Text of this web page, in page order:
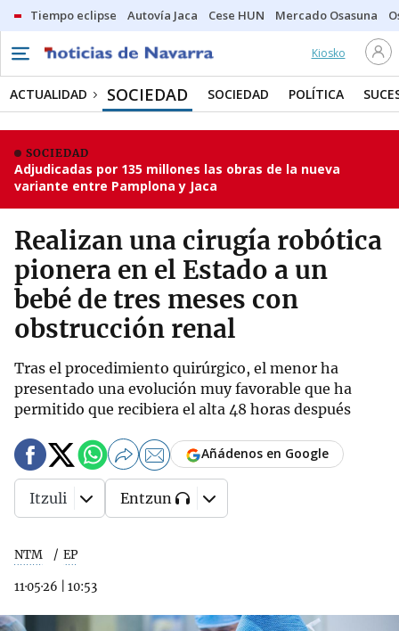
Tiempo eclipse Autovía Jaca Cese HUN Mercado Osasuna
Kiosko
ACTUALIDAD SOCIEDAD SOCIEDAD POLÍTICA
SOCIEDAD
Adjudicadas por 135 millones las obras de la nueva
variante entre Pamplona y Jaca
Realizan una cirugía robótica
pionera en el Estado a un
bebé de tres meses con
obstrucción renal
Tras el procedimiento quirúrgico, el menor ha
presentado una evolución muy favorable que ha
permitido que recibiera el alta 48 horas después
NTM EP
11·05·26 10:53
Añádenos en Google
Itzuli Entzun